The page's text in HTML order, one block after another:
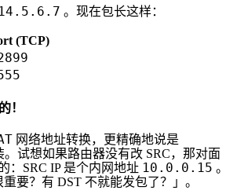
。现在包长这样：
(TCP)
！
网络地址转换，更精确地说是
。试想如果路由器没有改 SRC，那对面
：SRC IP 是个内网地址 10.0.0.15 。
要？有 DST 不就能发包了？」。